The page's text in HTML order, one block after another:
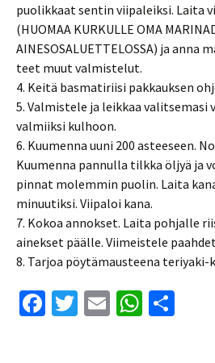
puolikkaat sentin viipaleiksi. Laita
(HUOMAA KURKULLE OMA
AINESOSALUETTELOSSA) ja anna
teet muut valmistelut.
4. Keitä basmatiriisi pakkauksen
5. Valmistele ja leikkaa valitsemasi
valmiiksi kulhoon.
6. Kuumenna uuni 200 asteeseen.
Kuumenna pannulla tilkka öljyä ja
pinnat molemmin puolin. Laita
minuutiksi. Viipaloi kana.
7. Kokoa annokset. Laita pohjalle
ainekset päälle. Viimeistele
8. Tarjoa pöytämausteena
Fa T
E
W